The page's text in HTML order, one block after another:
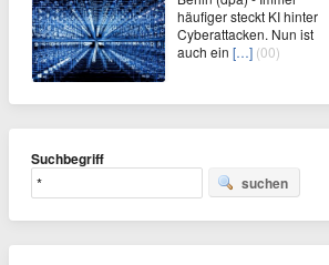
häufiger steckt KI hinter
Cyberattacken. Nun ist
auch ein […] (00)
Suchbegriff
suchen